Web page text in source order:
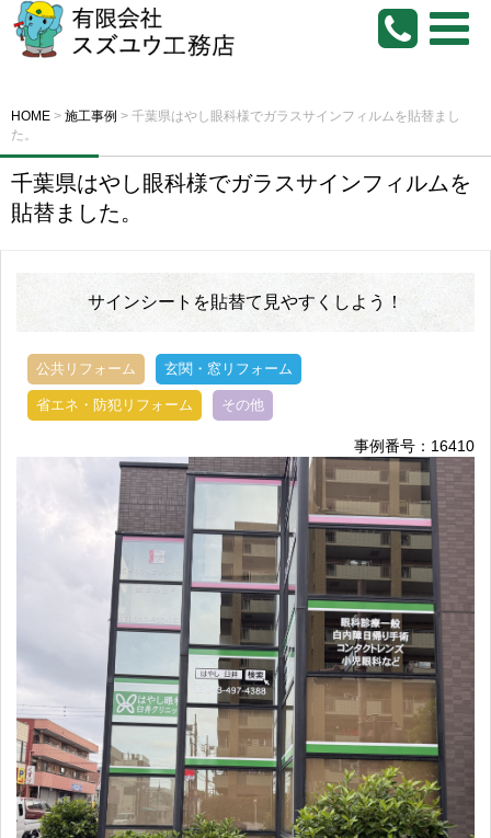
HOME > 施工事例 > 千葉県はやし眼科様でガラスサインフィルムを貼替まし
た。
千葉県はやし眼科様でガラスサインフィルムを
貼替ました。
サインシートを貼替て見やすくしよう！
公共リフォーム 玄関・窓リフォーム
省エネ・防犯リフォーム その他
事例番号：16410